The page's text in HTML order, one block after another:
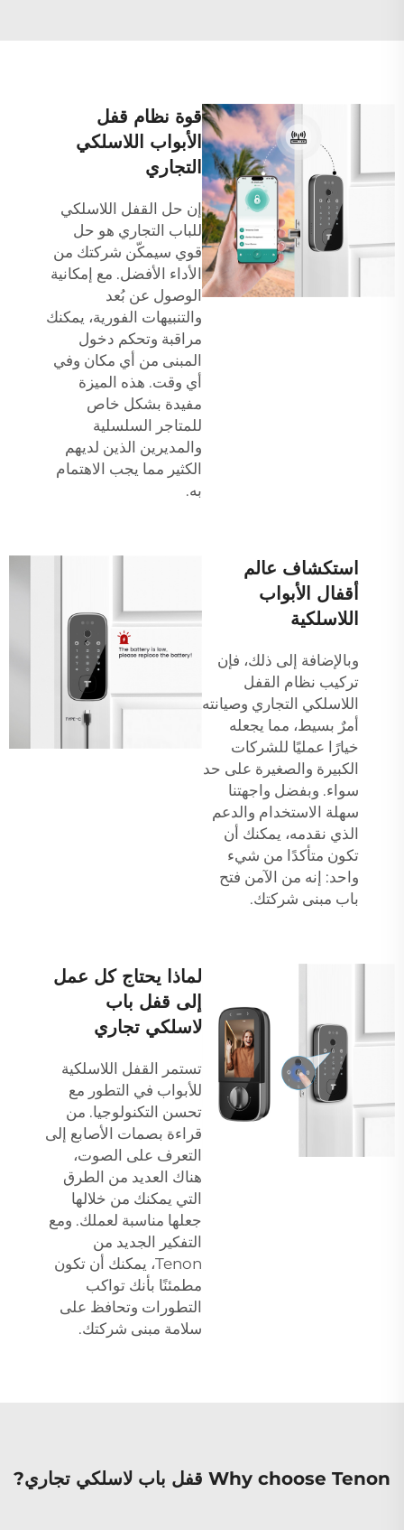
قوة نظام قفل
الأبواب اللاسلكي
التجاري
إن حل القفل اللاسلكي
للباب التجاري هو حل
قوي سيمكّن شركتك من
الأداء الأفضل. مع إمكانية
الوصول عن بُعد
والتنبيهات الفورية، يمكنك
مراقبة وتحكم دخول
المبنى من أي مكان وفي
أي وقت. هذه الميزة
مفيدة بشكل خاص
للمتاجر السلسلية
والمديرين الذين لديهم
الكثير مما يجب الاهتمام
به.
استكشاف عالم
أقفال الأبواب
اللاسلكية
وبالإضافة إلى ذلك، فإن
تركيب نظام القفل
اللاسلكي التجاري وصيانته
أمرٌ بسيط، مما يجعله
خيارًا عمليًا للشركات
الكبيرة والصغيرة على حد
سواء. وبفضل واجهتنا
سهلة الاستخدام والدعم
الذي نقدمه، يمكنك أن
تكون متأكدًا من شيء
واحد: إنه من الآمن فتح
باب مبنى شركتك.
لماذا يحتاج كل عمل
إلى قفل باب
لاسلكي تجاري
تستمر القفل اللاسلكية
للأبواب في التطور مع
تحسن التكنولوجيا. من
قراءة بصمات الأصابع إلى
التعرف على الصوت،
هناك العديد من الطرق
التي يمكنك من خلالها
جعلها مناسبة لعملك. ومع
التفكير الجديد من
Tenon، يمكنك أن تكون
مطمئنًا بأنك تواكب
التطورات وتحافظ على
سلامة مبنى شركتك.
Why choose Tenon قفل باب لاسلكي تجاري?